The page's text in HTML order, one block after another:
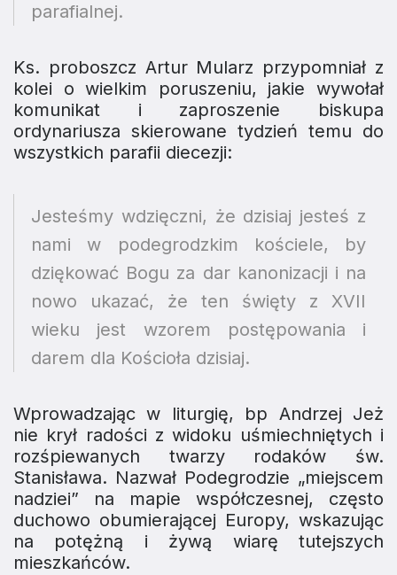
parafialnej.
Ks. proboszcz Artur Mularz przypomniał z
kolei o wielkim poruszeniu, jakie wywołał
komunikat i zaproszenie biskupa
ordynariusza skierowane tydzień temu do
wszystkich parafii diecezji:
Jesteśmy wdzięczni, że dzisiaj jesteś z
nami w podegrodzkim kościele, by
dziękować Bogu za dar kanonizacji i na
nowo ukazać, że ten święty z XVII
wieku jest wzorem postępowania i
darem dla Kościoła dzisiaj.
Wprowadzając w liturgię, bp Andrzej Jeż
nie krył radości z widoku uśmiechniętych i
rozśpiewanych twarzy rodaków św.
Stanisława. Nazwał Podegrodzie „miejscem
nadziei” na mapie współczesnej, często
duchowo obumierającej Europy, wskazując
na potężną i żywą wiarę tutejszych
mieszkańców.